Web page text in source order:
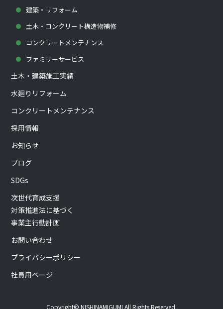
建築・リフォーム
土木・コンクリート構造物補修
コンクリートメンテナンス
ファミリーサービス
土木・建築施工実績
水廻りリフォーム
コンクリートメンテナンス
採用情報
お知らせ
ブログ
SDGs
次世代育成支援
対策推進法に基づく
事業主行動計画
お問い合わせ
プライバシーポリシー
社員用ページ
Copyright© NISHINAMIGUMI All Rights Reserved.